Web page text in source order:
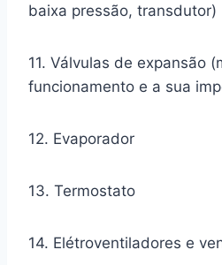
baixa pressão, transdutor)
11. Válvulas de expansão
funcionamento e a sua
12. Evaporador
13. Termostato
14. Elétroventiladores e